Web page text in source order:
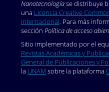
politics. Oxford
https://doi.org/10.1093/
DOI:
https://doi.org/10.1093/
Dimkpa, Christian y
Nanofertilizers: new
Food Chem., 66(26):
Nanotecnologíase distribuye
una Licencia Creative
Internacional. Para más
sección Política de acceso
Sitio implementado por el
Revistas Académicas y
General de Publicaciones y
la UNAM sobre la plataforma